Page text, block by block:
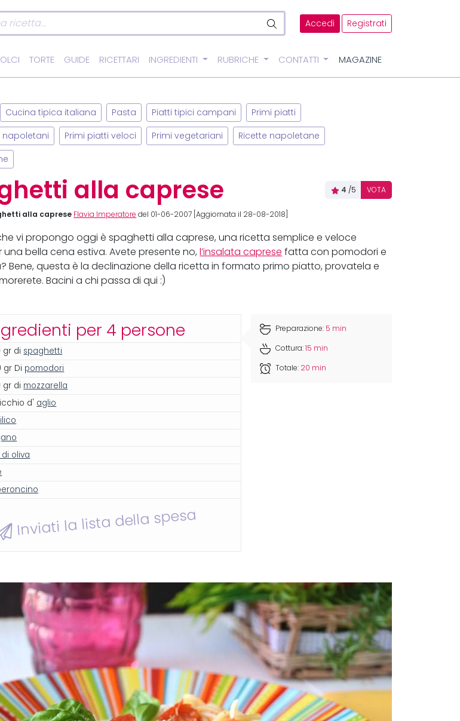
Accedi Registrati
TORTE GUIDE RICETTARI INGREDIENTI RUBRICHE CONTATTI MAGAZINE
Cucina tipica italiana Pasta Piatti tipici campani Primi piatti
napoletani Primi piatti veloci Primi vegetariani Ricette napoletane
alla caprese 4 /5 VOTA
alla caprese Flavia Imperatore del 01-06-2007 [Aggiornata il 28-08-2018]
vi propongo oggi è spaghetti alla caprese, una ricetta semplice e veloce
bella cena estiva. Avete presente no, l’insalata caprese fatta con pomodori e
Bene, questa è la declinazione della ricetta in formato primo piatto, provatela e
Bacini a chi passa di qui :)
per 4 persone
gr di spaghetti
gr Di pomodori
gr di mozzarella
d' aglio
oliva
Inviati la lista della spesa
Preparazione: 5 min
Cottura:15 min
Totale: 20 min